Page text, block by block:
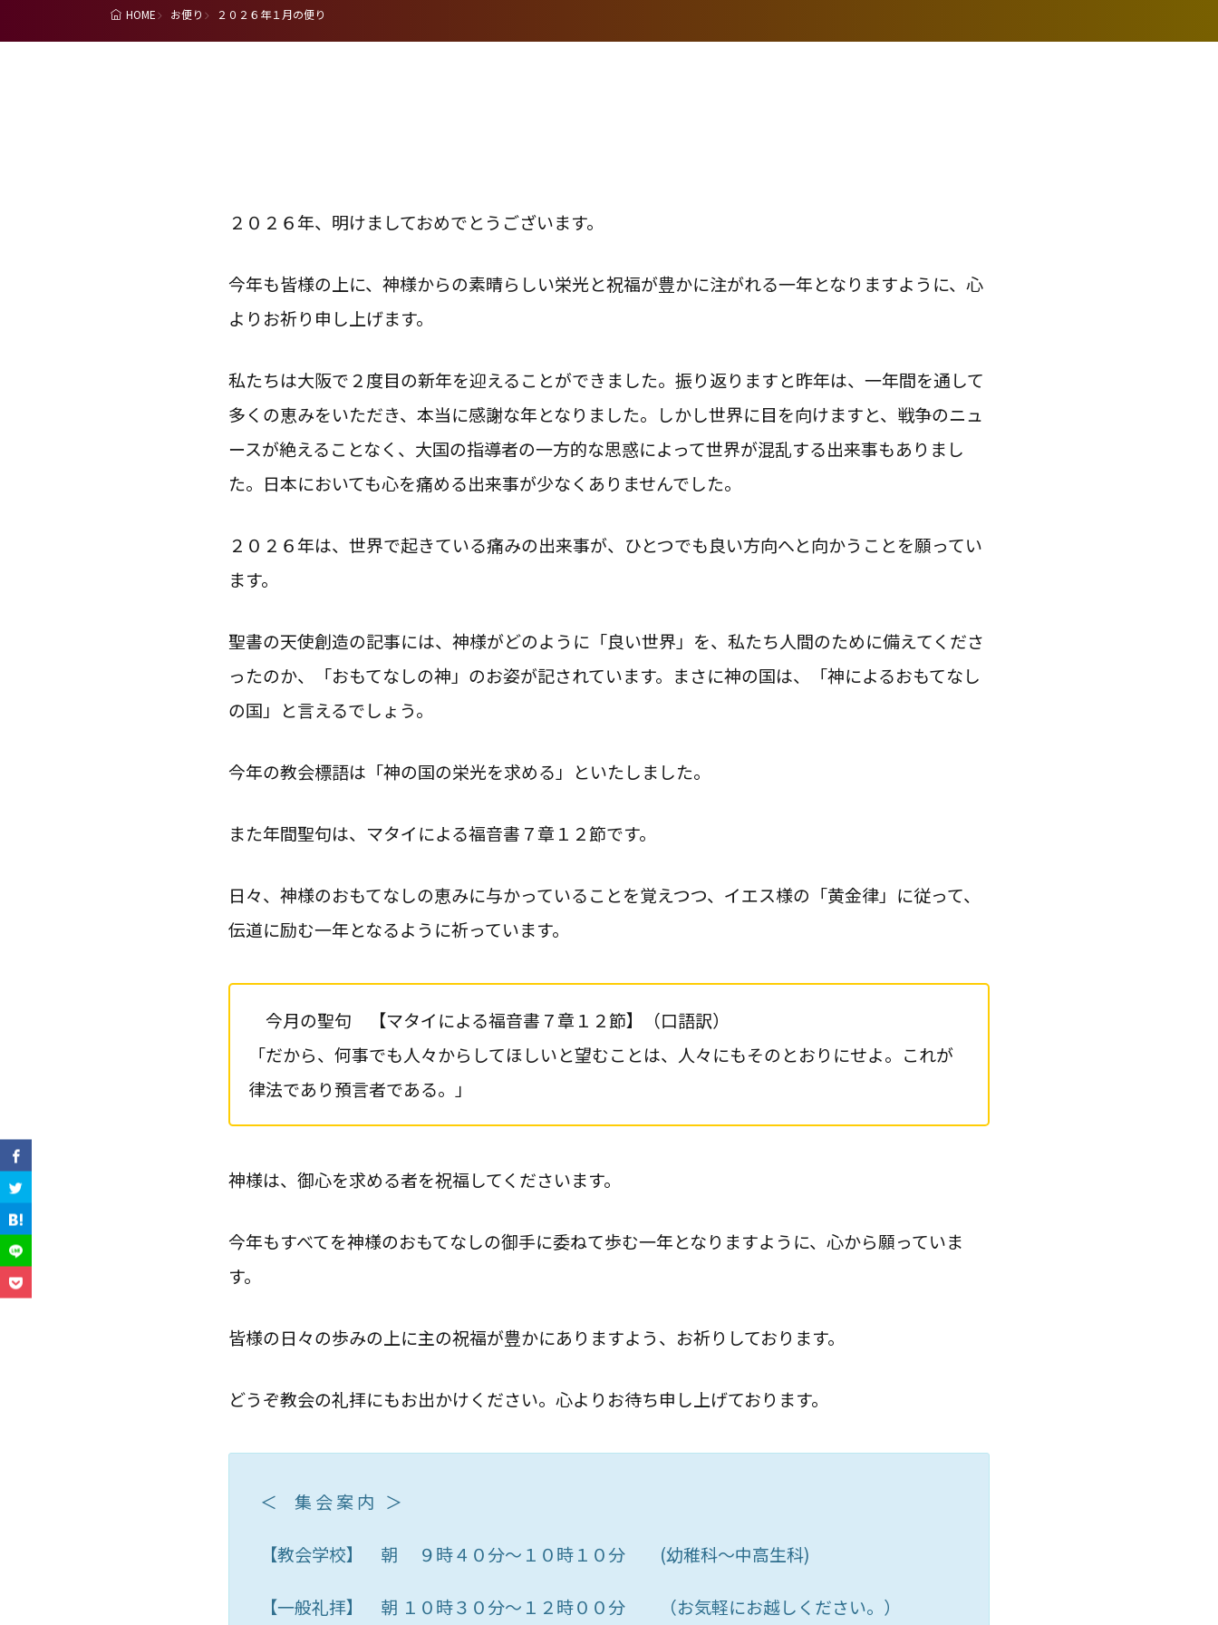
HOME お便り ２０２６年１月の便り
２０２６年、明けましておめでとうございます。
今年も皆様の上に、神様からの素晴らしい栄光と祝福が豊かに注がれる一年となりますように、心
よりお祈り申し上げます。
私たちは大阪で２度目の新年を迎えることができました。振り返りますと昨年は、一年間を通して
多くの恵みをいただき、本当に感謝な年となりました。しかし世界に目を向けますと、戦争のニュ
ースが絶えることなく、大国の指導者の一方的な思惑によって世界が混乱する出来事もありまし
た。日本においても心を痛める出来事が少なくありませんでした。
２０２６年は、世界で起きている痛みの出来事が、ひとつでも良い方向へと向かうことを願ってい
ます。
聖書の天使創造の記事には、神様がどのように「良い世界」を、私たち人間のために備えてくださ
ったのか、「おもてなしの神」のお姿が記されています。まさに神の国は、「神によるおもてなし
の国」と言えるでしょう。
今年の教会標語は「神の国の栄光を求める」といたしました。
また年間聖句は、マタイによる福音書７章１２節です。
日々、神様のおもてなしの恵みに与かっていることを覚えつつ、イエス様の「黄金律」に従って、
伝道に励む一年となるように祈っています。
今月の聖句 【マタイによる福音書７章１２節】（口語訳）
「だから、何事でも人々からしてほしいと望むことは、人々にもそのとおりにせよ。これが
律法であり預言者である。」
神様は、御心を求める者を祝福してくださいます。
今年もすべてを神様のおもてなしの御手に委ねて歩む一年となりますように、心から願っていま
す。
皆様の日々の歩みの上に主の祝福が豊かにありますよう、お祈りしております。
どうぞ教会の礼拝にもお出かけください。心よりお待ち申し上げております。
＜ 集 会 案 内 ＞
【教会学校】 朝 ９時４０分～１０時１０分 (幼稚科～中高生科)
【一般礼拝】 朝 １０時３０分～１２時００分 （お気軽にお越しください。）